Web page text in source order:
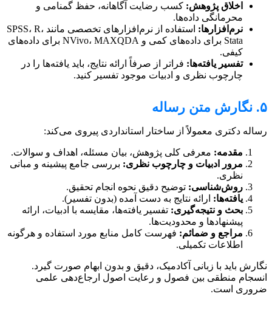
اخلاق پژوهش: کسب رضایت آگاهانه، حفظ گمنامی و
محرمانگی داده‌ها.
نرم‌افزارها:
استفاده از نرم‌افزارهای تخصصی مانند SPSS، R،
Stata برای داده‌های کمی و NVivo، MAXQDA برای داده‌های
کیفی.
تفسیر یافته‌ها: فراتر از صرفاً ارائه نتایج، باید یافته‌ها را در
چارچوب نظری و ادبیات موجود تفسیر کنید.
۵. نگارش متن رساله
رساله دکتری معمولاً از ساختار استانداردی پیروی می‌کند:
مقدمه: معرفی کلی پژوهش، بیان مسئله، اهداف و سوالات.
مرور ادبیات و چارچوب نظری: بررسی جامع پیشینه و مبانی
نظری.
روش‌شناسی: توضیح دقیق نحوه انجام تحقیق.
یافته‌ها: ارائه نتایج به دست آمده (بدون تفسیر).
بحث و نتیجه‌گیری: تفسیر یافته‌ها، مقایسه با ادبیات، ارائه
پیشنهادها و محدودیت‌ها.
مراجع و ضمائم: فهرست کامل منابع مورد استفاده و هرگونه
اطلاعات تکمیلی.
نگارش باید با زبانی آکادمیک، دقیق و بدون ابهام صورت گیرد.
انسجام منطقی بین فصول و رعایت اصول ارجاع‌دهی علمی
ضروری است.